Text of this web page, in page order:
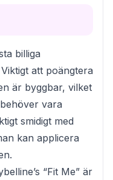
billiga
att poängtera
är byggbar, vilket
vara
smidigt med
kan applicera
“Fit Me” är